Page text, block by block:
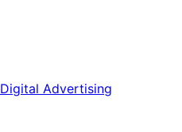
Digital Advertising